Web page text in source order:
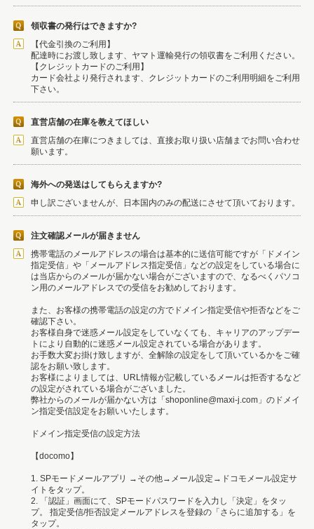
領収書の発行はできますか?
【代金引換のご利用】
配達時にお渡し致します、ヤマト運輸発行の領収書をご利用ください。
【クレジットカードのご利用】
カード会社より発行されます、クレジットカードのご利用明細をご利用
下さい。
直営店舗の在庫を教えてほしい
直営店舗の在庫につきましては、直接お取り扱い店舗までお問い合わせ
願います。
海外への発送はしてもらえますか?
申し訳ございませんが、日本国内のみの配送にさせて頂いております。
注文確認メールが届きません
携帯電話のメールアドレスの場合は基本的に送信可能ですが「ドメイン
指定受信」や「メールアドレス指定受信」などの設定をしている場合に
は当店からのメールが届かない場合がございますので、なるべくパソコ
ン用のメールアドレスでの受信をお勧めしております。
また、お客様の携帯電話の設定の方でドメイン指定受信や拒否などをご
確認下さい。
お客様自身で迷惑メール設定をしていなくても、キャリアのアップデー
トにより自動的に迷惑メール設定されている場合があります。
お手数大変お掛け致しますが、全解除の設定をして頂いているかをご確
認をお願い致します。
お客様によりましては、URL情報が記載しているメールは拒否するなど
の設定がされている場合がございました。
弊社からのメールが届かない方は「shoponline@maxi-j.com」のドメイ
ン指定受信設定をお願いいたします。
ドメイン指定受信の設定方法
【docomo】
1. SPモードメールアプリ →その他→メール設定→ドコモメール設定サ
イトをタップ。
2. 「認証」画面にて、SPモードパスワードを入力し「決定」をタッ
プ。 指定受信/拒否設定メールアドレスを登録の「さらに追加する」を
タップ。